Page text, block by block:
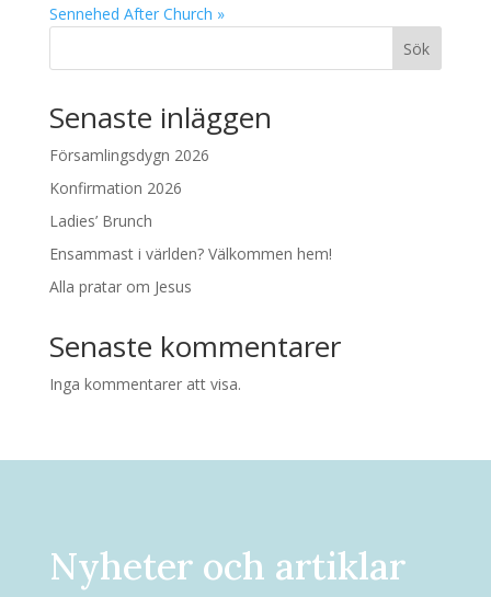
Sennehed After Church »
Sök
Senaste inläggen
Församlingsdygn 2026
Konfirmation 2026
Ladies’ Brunch
Ensammast i världen? Välkommen hem!
Alla pratar om Jesus
Senaste kommentarer
Inga kommentarer att visa.
Nyheter och artiklar